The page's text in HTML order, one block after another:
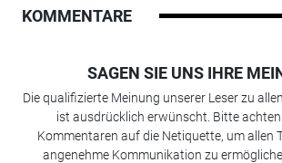
KOMMENTARE
SAGEN SIE UNS IHRE
Die qualifizierte Meinung unserer Leser zu
ist ausdrücklich erwünscht. Bitte achten
Kommentaren auf die Netiquette, um allen
angenehme Kommunikation zu